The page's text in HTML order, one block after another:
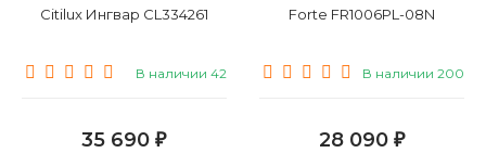
Citilux Ингвар CL334261
В наличии 42
35 690 ₽
Forte FR1006PL-08N
В наличии 200
28 090 ₽